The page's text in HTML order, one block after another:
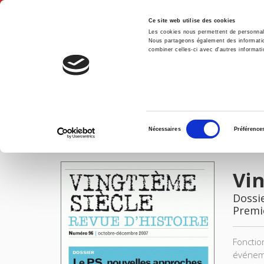
Ce site web utilise des cookies
Les cookies nous permettent de
Nous partageons également des
combiner celles-ci avec d'autres
consentement
Nécessaires
IMAGES